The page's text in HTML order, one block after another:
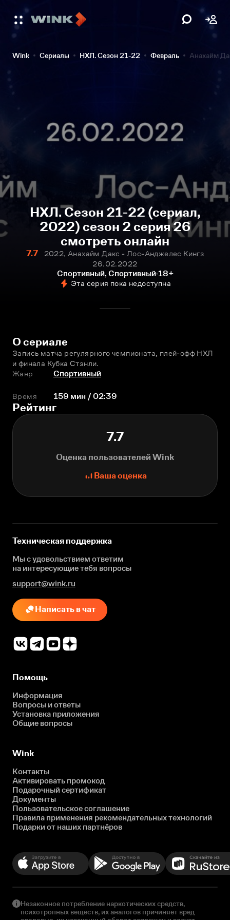
Wink Сериалы НХЛ. Сезон 21-22 Февраль Анахайм
НХЛ. Сезон 21-22 (сериал,
2022) сезон 2 серия 26
смотреть онлайн
7.7
2022, Анахайм Дакс - Лос-Анджелес Кингз
26.02.2022
Спортивный, Спортивный 18+
Эта серия пока недоступна
О сериале
Запись матча регулярного чемпионата, плей-офф НХЛ
и финала Кубка Стэнли.
Жанр
Спортивный
Время 159 мин / 02:39
Рейтинг
7.7
Оценка пользователей Wink
Ваша оценка
Техническая поддержка
Мы с удовольствием ответим
на интересующиетебя вопросы
support@wink.ru
Написать в чат
Помощь
Информация
Вопросы и ответы
Установка приложения
Общие вопросы
Wink
Контакты
Активировать промокод
Подарочный сертификат
Документы
Пользовательское соглашение
Правила применения рекомендательных технологий
Подарки от наших партнёров
Незаконное потребление наркотических средств,
психотропных веществ, их аналогов причиняет вред